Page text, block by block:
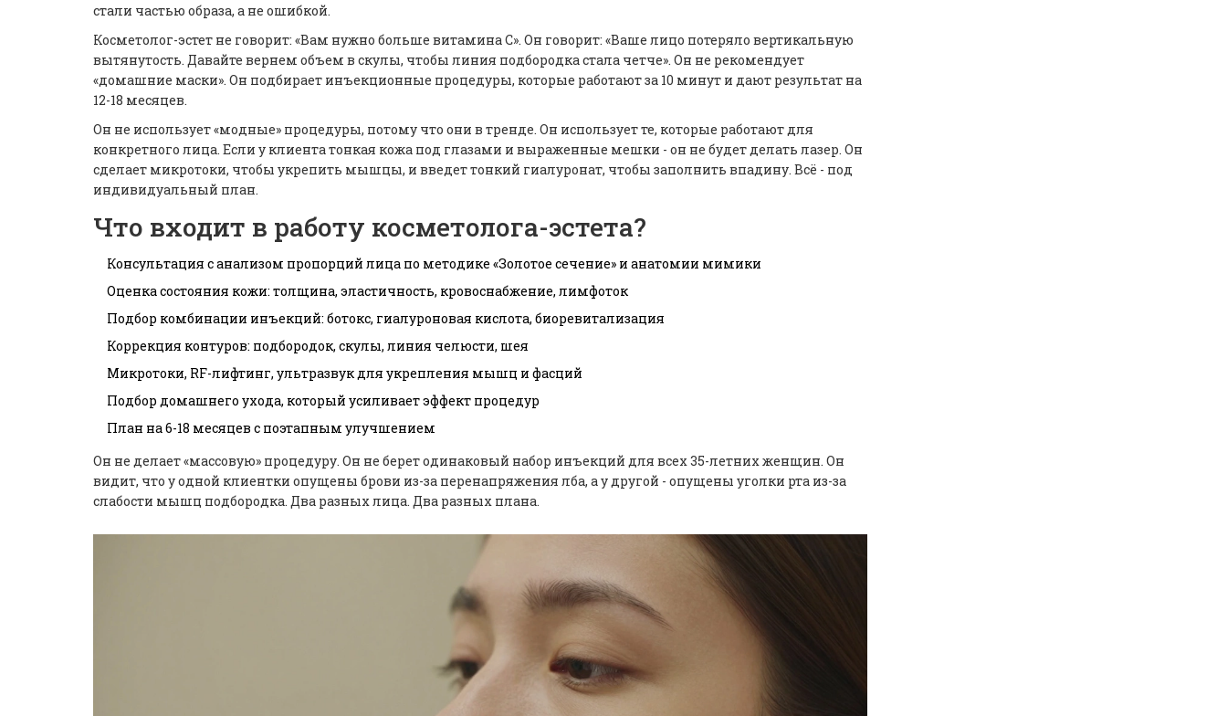
стали частью образа, а не ошибкой.
Косметолог-эстет не говорит: «Вам нужно больше витамина С». Он говорит: «Ваше лицо потеряло вертикальную
вытянутость. Давайте вернем объем в скулы, чтобы линия подбородка стала четче». Он не рекомендует
«домашние маски». Он подбирает инъекционные процедуры, которые работают за 10 минут и дают результат на
12-18 месяцев.
Он не использует «модные» процедуры, потому что они в тренде. Он использует те, которые работают для
конкретного лица. Если у клиента тонкая кожа под глазами и выраженные мешки - он не будет делать лазер. Он
сделает микротоки, чтобы укрепить мышцы, и введет тонкий гиалуронат, чтобы заполнить впадину. Всё - под
индивидуальный план.
Что входит в работу косметолога-эстета?
Консультация с анализом пропорций лица по методике «Золотое сечение» и анатомии мимики
Оценка состояния кожи: толщина, эластичность, кровоснабжение, лимфоток
Подбор комбинации инъекций: ботокс, гиалуроновая кислота, биоревитализация
Коррекция контуров: подбородок, скулы, линия челюсти, шея
Микротоки, RF-лифтинг, ультразвук для укрепления мышц и фасций
Подбор домашнего ухода, который усиливает эффект процедур
План на 6-18 месяцев с поэтапным улучшением
Он не делает «массовую» процедуру. Он не берет одинаковый набор инъекций для всех 35-летних женщин. Он
видит, что у одной клиентки опущены брови из-за перенапряжения лба, а у другой - опущены уголки рта из-за
слабости мышц подбородка. Два разных лица. Два разных плана.